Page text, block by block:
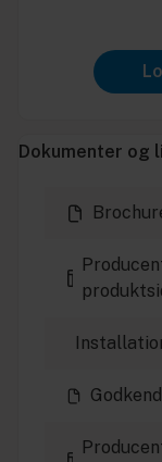
Dokumenter og